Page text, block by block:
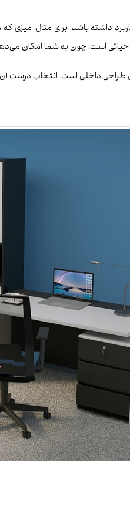
داشته باشد. برای مثال، میزی که
است، چون به شما امکان می‌دهد
طراحی داخلی است. انتخاب درست